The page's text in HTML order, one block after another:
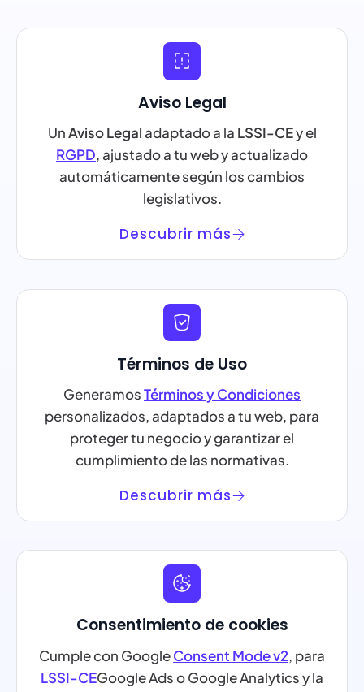
Aviso Legal
UnAviso Legaladaptado a la LSSI-CEy el
RGPD, ajustado a tu web y actualizado
automáticamente según los cambios
legislativos.
Descubrir más
Términos de Uso
GeneramosTérminos y Condiciones
personalizados, adaptados a tu web, para
proteger tu negocio y garantizar el
cumplimiento de las normativas.
Descubrir más
Consentimiento de cookies
Cumple con GoogleConsent Mode v2, para
LSSI-CEGoogle Ads o Google Analytics y la